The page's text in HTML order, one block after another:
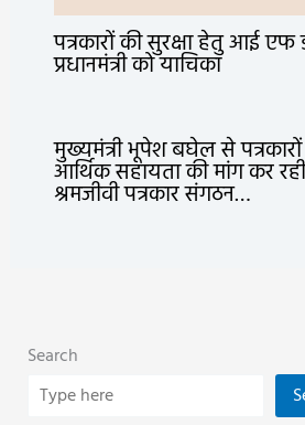
पत्रकारों की सुरक्षा हेतु आई
प्रधानमंत्री को याचिका
मुख्यमंत्री भूपेश बघेल से
आर्थिक सहायता की मांग कर
श्रमजीवी पत्रकार संगठन…
Search